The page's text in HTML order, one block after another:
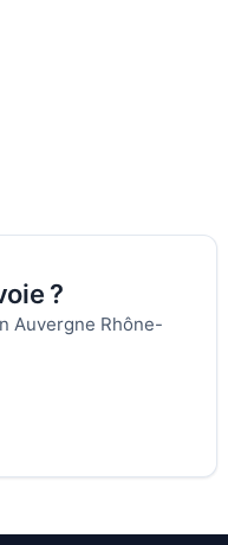
?
Auvergne Rhône-